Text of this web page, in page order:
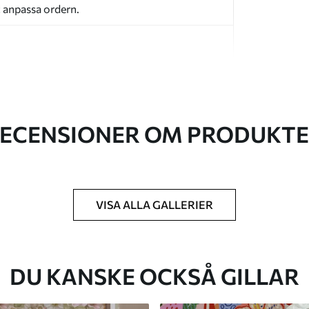
ordern.
har angett och skärs i identiska remsor
och/eller tapetlim.
med en mjuk svamp. Tapeter med
OM
VISA ALLA GALLERIER
DU KANSKE OCKSÅ GILLAR